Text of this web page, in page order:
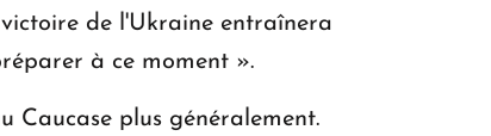
de l'Ukraine entraînera
à ce moment ».
Caucase plus généralement.